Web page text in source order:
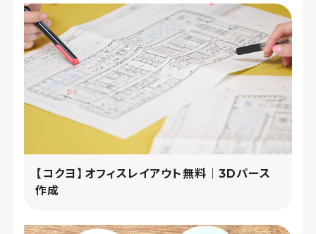
【コクヨ】オフィスレイアウト無料｜3Dパース
作成